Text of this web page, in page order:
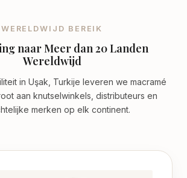
WERELDWIJD BEREIK
naar Meer dan 20 Landen
Wereldwijd
in Uşak, Turkije leveren we macramé
aan knutselwinkels, distributeurs en
merken op elk continent.